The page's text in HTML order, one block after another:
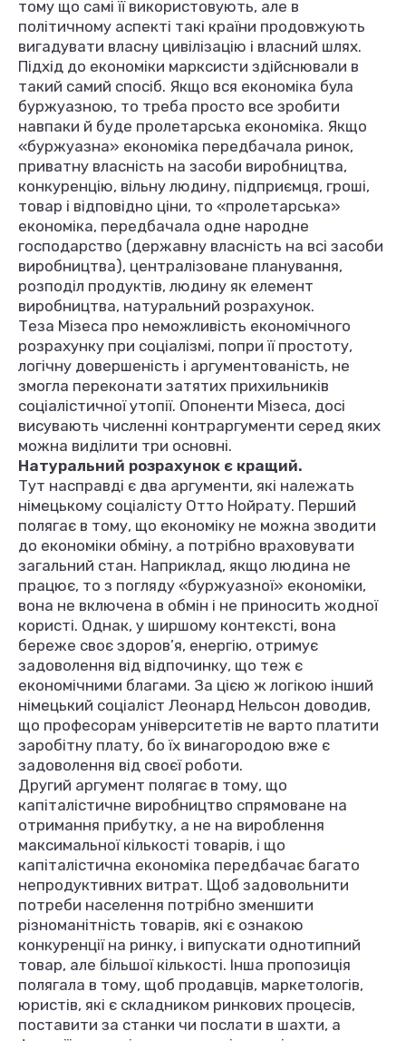
тому що самі її використовують, але в
політичному аспекті такі країни продовжують
вигадувати власну цивілізацію і власний шлях.
Підхід до економіки марксисти здійснювали в
такий самий спосіб. Якщо вся економіка була
буржуазною, то треба просто все зробити
навпаки й буде пролетарська економіка. Якщо
«буржуазна» економіка передбачала ринок,
приватну власність на засоби виробництва,
конкуренцію, вільну людину, підприємця, гроші,
товар і відповідно ціни, то «пролетарська»
економіка, передбачала одне народне
господарство (державну власність на всі засоби
виробництва), централізоване планування,
розподіл продуктів, людину як елемент
виробництва, натуральний розрахунок.
Теза Мізеса про неможливість економічного
розрахунку при соціалізмі, попри її простоту,
логічну довершеність і аргументованість, не
змогла переконати затятих прихильників
соціалістичної утопії. Опоненти Мізеса, досі
висувають численні контраргументи серед яких
можна виділити три основні.
Натуральний розрахунок є кращий.
Тут насправді є два аргументи, які належать
німецькому соціалісту Отто Нойрату. Перший
полягає в тому, що економіку не можна зводити
до економіки обміну, а потрібно враховувати
загальний стан. Наприклад, якщо людина не
працює, то з погляду «буржуазної» економіки,
вона не включена в обмін і не приносить жодної
користі. Однак, у ширшому контексті, вона
береже своє здоров’я, енергію, отримує
задоволення від відпочинку, що теж є
економічними благами. За цією ж логікою інший
німецький соціаліст Леонард Нельсон доводив,
що професорам університетів не варто платити
заробітну плату, бо їх винагородою вже є
задоволення від своєї роботи.
Другий аргумент полягає в тому, що
капіталістичне виробництво спрямоване на
отримання прибутку, а не на вироблення
максимальної кількості товарів, і що
капіталістична економіка передбачає багато
непродуктивних витрат. Щоб задовольнити
потреби населення потрібно зменшити
різноманітність товарів, які є ознакою
конкуренції на ринку, і випускати однотипний
товар, але більшої кількості. Інша пропозиція
полягала в тому, щоб продавців, маркетологів,
юристів, які є складником ринкових процесів,
поставити за станки чи послати в шахти, а